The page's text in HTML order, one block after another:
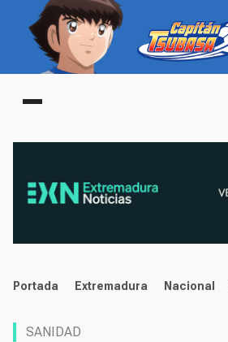
Main menu
noticias
Portada Extremadura Nacional
SANIDAD